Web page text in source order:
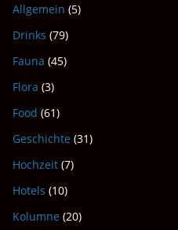
Allgemein (5)
Drinks (79)
Fauna (45)
Flora (3)
Food (61)
Geschichte (31)
Hochzeit (7)
Hotels (10)
Kolumne (20)